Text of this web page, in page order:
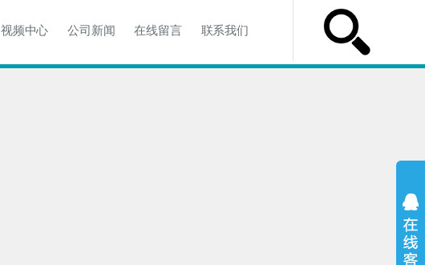
视频中心 公司新闻 在线留言 联系我们